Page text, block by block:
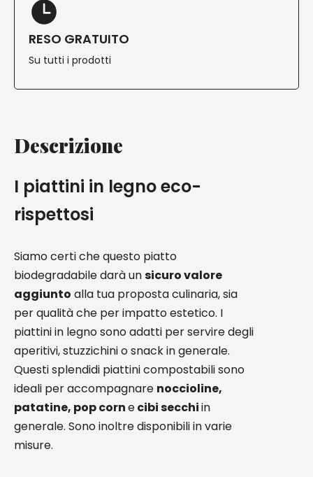
RESO GRATUITO
Su tutti i prodotti
Descrizione
I piattini in legno eco-
rispettosi
Siamo certi che questo piatto
biodegradabile darà unsicuro valore
aggiunto alla tua proposta culinaria, sia
per qualità che per impatto estetico. I
piattini in legno sono adatti per servire degli
aperitivi, stuzzichini o snack in generale.
Questi splendidi piattini compostabili sono
ideali per accompagnare noccioline,
patatine, pop cornecibi secchiin
generale. Sono inoltre disponibili in varie
misure.